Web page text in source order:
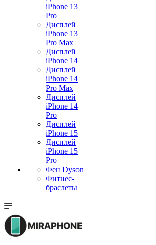
iPhone 13
Pro
Дисплей
iPhone 13
Pro Max
Дисплей
iPhone 14
Дисплей
iPhone 14
Pro Max
Дисплей
iPhone 14
Pro
Дисплей
iPhone 15
Дисплей
iPhone 15
Pro
Фен Dyson
Фитнес-
браслеты